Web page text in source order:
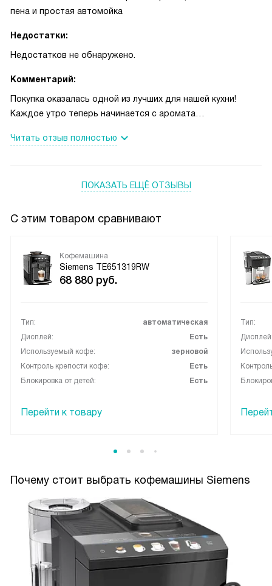
пена и простая автомойка
Недостатки:
Недостатков не обнаружено.
Комментарий:
Покупка оказалась одной из лучших для нашей кухни!
Каждое утро теперь начинается с аромата
первого глотка. Мне нравится, что даже в спешке можно
картриджем заметно улучшил вкус воды, что особенно
Контейнер для зерен вмещает достаточно, чтобы не
очень довольна: аппарат стал частью наших утренних
ритуалов и делает будни уютнее!
Читать отзыв полностью
ПОКАЗАТЬ ЕЩЁ ОТЗЫВЫ
С этим товаром сравнивают
Кофемашина
Siemens TE651319RW
68 880 руб.
Тип:
автоматическая
Дисплей:
Есть
Используемый кофе:
зерновой
Контроль крепости кофе:
Есть
Блокировка от детей:
Есть
Перейти к товару
Тип:
Почему стоит выбрать кофемашины Siemens